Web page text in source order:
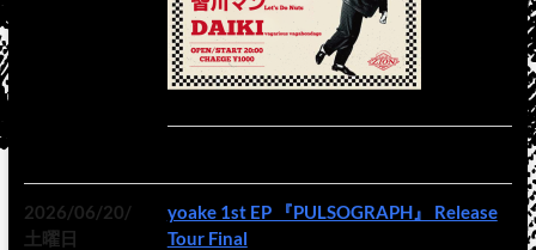
2026/06/20/
土曜日
yoake 1st EP 『PULSOGRAPH』 Release
Tour Final